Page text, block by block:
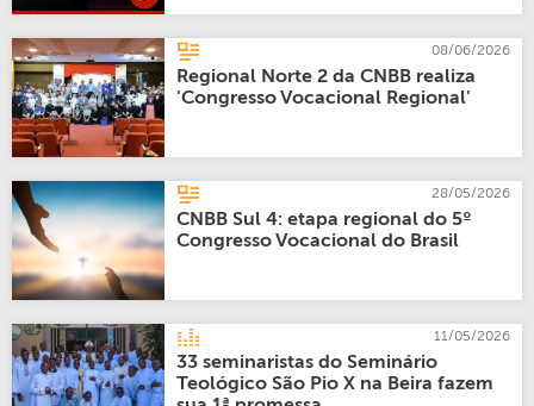
08/06/2026
Regional Norte 2 da CNBB realiza
'Congresso Vocacional Regional'
28/05/2026
CNBB Sul 4: etapa regional do 5º
Congresso Vocacional do Brasil
11/05/2026
33 seminaristas do Seminário
Teológico São Pio X na Beira fazem